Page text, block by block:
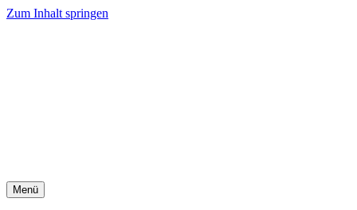
Zum Inhalt springen
Menü